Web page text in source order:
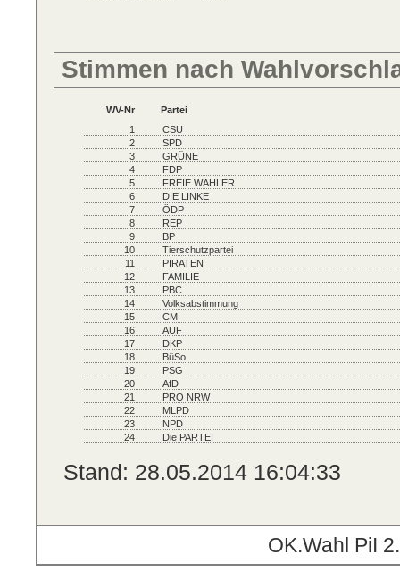
Stimmen nach
WV-Nr
Partei
1
CSU
2
SPD
3
GRÜNE
4
FDP
5
FREIE WÄHLER
6
DIE LINKE
7
ÖDP
8
REP
9
BP
10
Tierschutzpartei
11
PIRATEN
12
FAMILIE
13
PBC
14
Volksabstimmung
15
CM
16
AUF
17
DKP
18
BüSo
19
PSG
20
AfD
21
PRO NRW
22
MLPD
23
NPD
24
Die PARTEI
Stand: 28.05.2014 16:04:33
OK.Wahl PiI